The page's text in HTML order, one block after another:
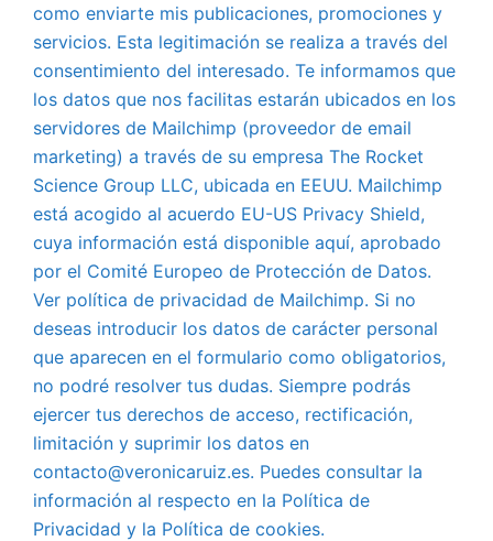
como enviarte mis publicaciones, promociones y
servicios. Esta legitimación se realiza a través del
consentimiento del interesado. Te informamos que
los datos que nos facilitas estarán ubicados en los
servidores de Mailchimp (proveedor de email
marketing) a través de su empresa The Rocket
Science Group LLC, ubicada en EEUU. Mailchimp
está acogido al acuerdo EU-US Privacy Shield,
cuya información está disponible aquí, aprobado
por el Comité Europeo de Protección de Datos.
Ver política de privacidad de Mailchimp. Si no
deseas introducir los datos de carácter personal
que aparecen en el formulario como obligatorios,
no podré resolver tus dudas. Siempre podrás
ejercer tus derechos de acceso, rectificación,
limitación y suprimir los datos en
contacto@veronicaruiz.es. Puedes consultar la
información al respecto en la Política de
Privacidad y la Política de cookies.